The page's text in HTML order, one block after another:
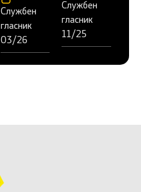
Службен
гласник
03/26
Службен
гласник
11/25